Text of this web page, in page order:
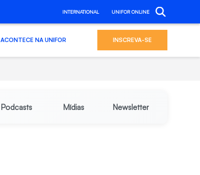
INTERNATIONAL UNIFOR ONLINE
ACONTECE NA UNIFOR INSCREVA-SE
Podcasts Mídias Newsletter